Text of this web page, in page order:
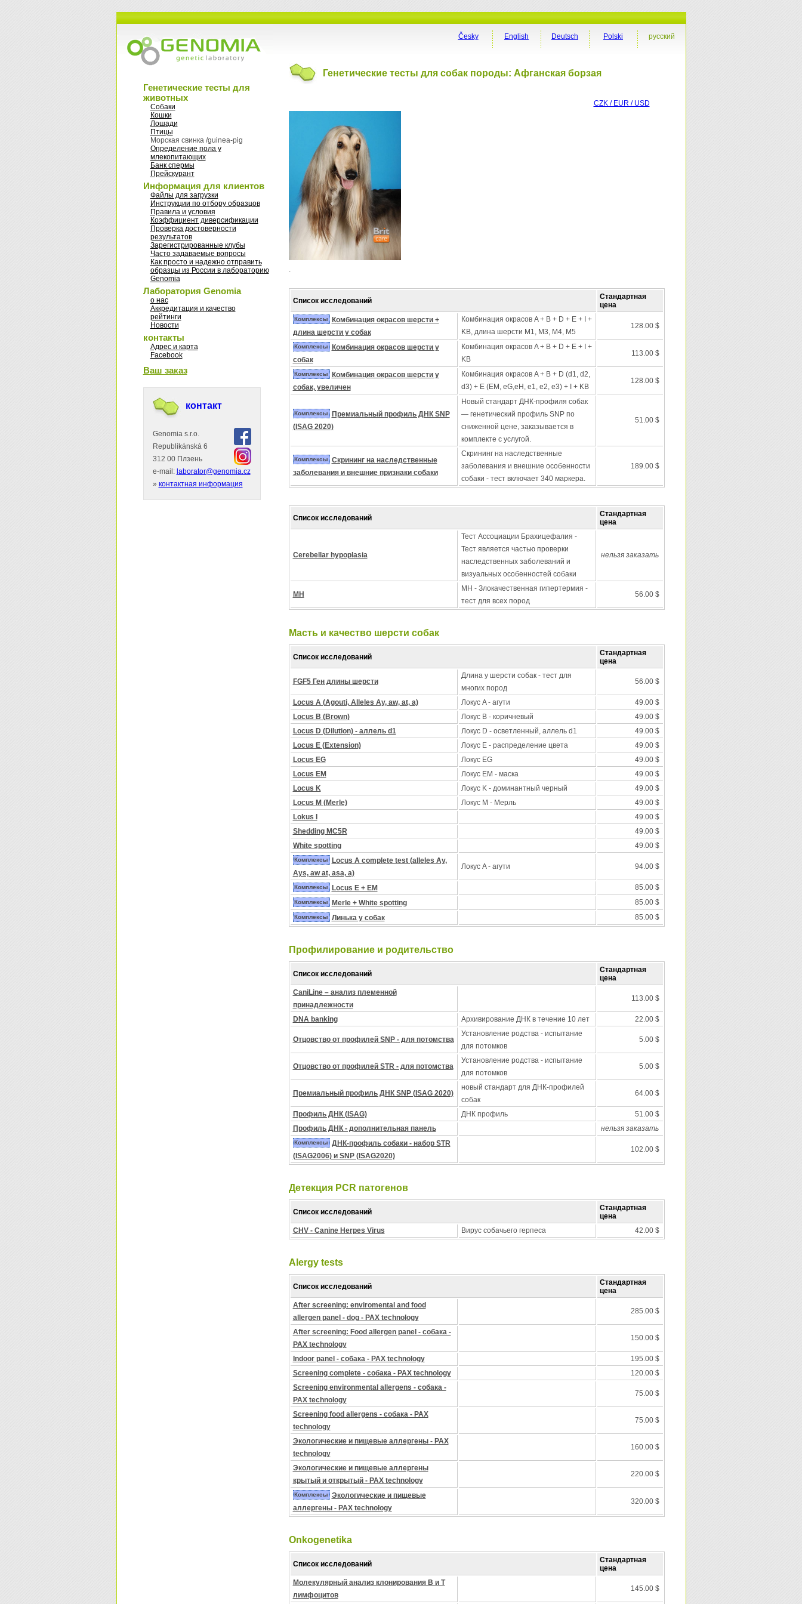
Генетические тесты для
животных
Собаки
Кошки
Лошади
Птицы
Морская свинка /guinea-pig
Oпределение пола у
млекопитающих
Банк спермы
Прейскурант
Информация для клиентов
Файлы для загрузки
Инструкции по отбору образцов
Правила и условия
Коэффициент диверсификации
Проверка достоверности
результатов
Зарегистрированные клубы
Часто задаваемые вопросы
Как просто и надежно отправить
образцы из России в лабораторию
Genomia
Лаборатория Genomia
о нас
Аккредитация и качество
рейтинги
Новости
контакты
Адрес и карта
Facebook
Ваш заказ
контакт
Genomia s.r.o.
Republikánská 6
312 00 Плзень
e-mail: laborator@genomia.cz
» контактная информация
русский
Polski
Deutsch
English
Česky
Генетические тесты для собак породы: Афганская борзая
CZK / EUR / USD
.
Список исследований
Стандартная
цена
Комплексы
Комбинация окрасов шерсти +
длина шерсти у собак
Комбинация окрасов A + B + D + E + I +
KB, длина шерсти M1, M3, M4, M5
128.00 $
Комплексы
Комбинация окрасов шерсти у
собак
Комбинация окрасов A + B + D + E + I +
KB
113.00 $
Комплексы
Комбинация окрасов шерсти у
собак, увеличен
Комбинация окрасов A + B + D (d1, d2,
d3) + E (EM, eG,eH, e1, e2, e3) + I + KB
128.00 $
Комплексы
Премиальный профиль ДНК SNP
(ISAG 2020)
Новый стандарт ДНК-профиля собак
— генетический профиль SNP по
сниженной цене, заказывается в
комплекте с услугой.
51.00 $
Комплексы
Скрининг на наследственные
заболевания и внешние признаки собаки
Скрининг на наследственные
заболевания и внешние особенности
собаки - тест включает 340 маркера.
189.00 $
Список исследований
Стандартная
цена
Cerebellar hypoplasia
Тест Ассоциации Брахицефалия -
Тест является частью проверки
наследственных заболеваний и
визуальных особенностей собаки
нельзя заказать
MH
MH - Злокачественная гипертермия -
тест для всех пород
56.00 $
Масть и качество шерсти собак
Список исследований
Стандартная
цена
FGF5 Ген длины шерсти
Длина у шерсти собак - тест для
многих пород
56.00 $
Locus A (Agouti, Alleles Ay, aw, at, a) Локус A - агути
49.00 $
Locus B (Brown)
Локус B - коричневый
49.00 $
Locus D (Dilution) - аллель d1
Локус D - осветленный, аллель d1
49.00 $
Locus E (Extension)
Локус Е - распределение цвета
49.00 $
Locus EG
Локус EG
49.00 $
Locus EM
Локус EM - маска
49.00 $
Locus K
Локус K - доминантный черный
49.00 $
Locus M (Merle)
Локус M - Mерль
49.00 $
Lokus I
49.00 $
Shedding MC5R
49.00 $
White spotting
49.00 $
Комплексы
Locus A complete test (alleles Ay,
Ays, aw at, asa, a)
Локус A - агути 94.00 $
Комплексы Locus E + EM 85.00 $
Комплексы Merle + White spotting 85.00 $
Комплексы Линька у собак 85.00 $
Профилирование и pодительство
Список исследований
Стандартная
цена
CaniLine – анализ племенной
принадлежности
113.00 $
DNA banking Архивирование ДНК в течение 10 лет 22.00 $
Отцовство от профилей SNP - для потомства
Установление родства - испытание
для потомков
5.00 $
Отцовство от профилей STR - для потомства
Установление родства - испытание
для потомков
5.00 $
Премиальный профиль ДНК SNP (ISAG 2020)
новый стандарт для ДНК-профилей
собак
64.00 $
Профиль ДНК (ISAG) ДНК профиль
51.00 $
Профиль ДНК - дополнительная панель
нельзя заказать
Комплексы
ДНК-профиль собаки - набор STR
(ISAG2006) и SNP (ISAG2020)
102.00 $
Детекция PCR патогенов
Список исследований
Стандартная
цена
CHV - Canine Herpes Virus
Вирус собачьего герпеса 42.00 $
Alergy tests
Список исследований
Стандартная
цена
After screening: enviromental and food
allergen panel - dog - PAX technology
285.00 $
After screening: Food allergen panel - собака -
PAX technology
150.00 $
Indoor panel - собака - PAX technology
195.00 $
Screening complete - собака - PAX technology
120.00 $
Screening environmental allergens - собака -
PAX technology
75.00 $
Screening food allergens - собака - PAX
technology
75.00 $
Экологические и пищевые аллергены - PAX
technology
160.00 $
Экологические и пищевые аллергены
крытый и открытый - PAX technology
220.00 $
Комплексы
Экологические и пищевые
аллергены - PAX technology
320.00 $
Onkogenetika
Список исследований
Стандартная
цена
Молекулярный анализ клонирования B и T
лимфоцитов
145.00 $